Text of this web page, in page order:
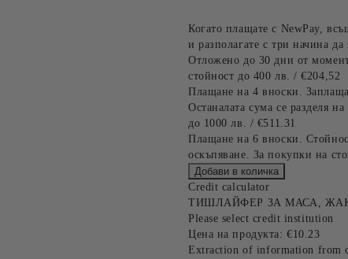
Когато плащате с NewPay,
и разполагате с три начина да
Отложено до 30 дни от
стойност до 400 лв. / €204,52
Плащане на 4 вноски.
Останалата сума се разделя
до 1000 лв. / €511.31
Плащане на 6 вноски.
оскъпяване. За покупки на
Credit calculator
ТИШЛАЙФЕР ЗА МАСА,
Please select credit institution
Цена на продукта: €10.23
Extraction of information from